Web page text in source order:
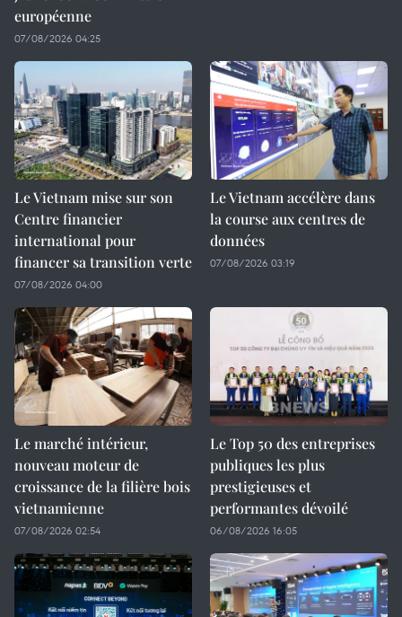
européenne
07/08/2026 04:25
Le Vietnam mise sur son
Centre financier
international pour
financer sa transition verte
07/08/2026 04:00
Le Vietnam accélère dans
la course aux centres de
données
07/08/2026 03:19
Le marché intérieur,
nouveau moteur de
croissance de la filière bois
vietnamienne
07/08/2026 02:54
Le Top 50 des entreprises
publiques les plus
prestigieuses et
performantes dévoilé
06/08/2026 16:05